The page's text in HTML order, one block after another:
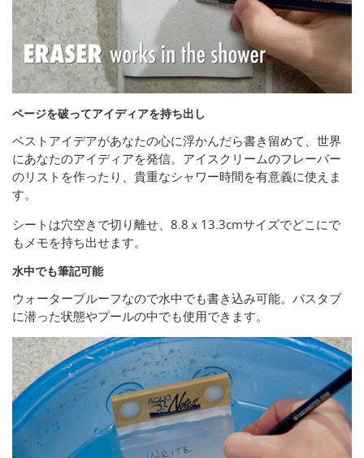
ページを破ってアイディアを持ち出し
ベストアイデアがあなたの心に浮かんだら書き留めて、世界
にあなたのアイディアを発信。アイスクリームのフレーバー
のリストを作ったり、貴重なシャワー時間を有意義に使えま
す。
シートは穴空きで切り離せ、8.8ｘ13.3cmサイズでどこにで
もメモを持ち出せます。
水中でも筆記可能
ウォータープルーフなので水中でも書き込み可能。バスタブ
に潜った状態やプールの中でも使用できます。